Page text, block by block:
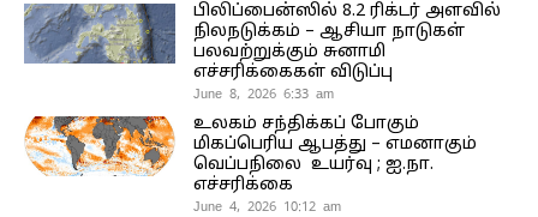
பிலிப்பைன்ஸில் 8.2 ரிக்டர் அளவில்
நிலநடுக்கம் – ஆசியா நாடுகள்
பலவற்றுக்கும் சுனாமி
எச்சரிக்கைகள் விடுப்பு
June 8, 2026 6:33 am
உலகம் சந்திக்கப் போகும்
மிகப்பெரிய ஆபத்து – எமனாகும்
வெப்பநிலை உயர்வு ; ஐ.நா.
எச்சரிக்கை
June 4, 2026 10:12 am